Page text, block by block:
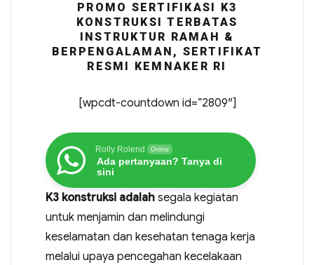
PROMO SERTIFIKASI K3
KONSTRUKSI TERBATAS
INSTRUKTUR RAMAH &
BERPENGALAMAN, SERTIFIKAT
RESMI KEMNAKER RI
[wpcdt-countdown id=”2809″]
Rolly Rolend Online
Ada pertanyaan? Tanya di
sini
K3 konstruksi adalahsegala kegiatan
untuk menjamin dan melindungi
keselamatan dan kesehatan tenaga kerja
melalui upaya pencegahan kecelakaan